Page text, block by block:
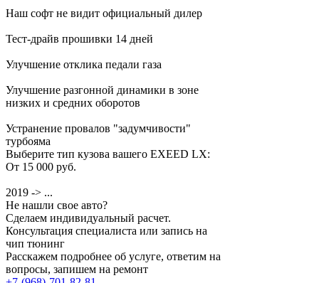
Наш софт не видит официальный дилер
Тест-драйв прошивки 14 дней
Улучшение отклика педали газа
Улучшение разгонной динамики в зоне
низких и средних оборотов
Устранение провалов "задумчивости"
турбояма
Выберите тип кузова вашего EXEED LX:
От 15 000 руб.
2019 -> ...
Не нашли свое авто?
Сделаем индивидуальный расчет.
Консультация специалиста или запись на
чип тюнинг
Расскажем подробнее об услуге, ответим на
вопросы, запишем на ремонт